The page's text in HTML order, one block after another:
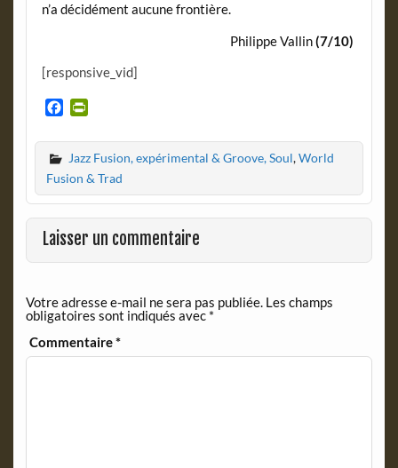
n’a décidément aucune frontière.
Philippe Vallin(7/10)
[responsive_vid]
c
e
b
o
o
k
i
n
t
F
r
i
e
n
l
y
Jazz Fusion, expérimental & Groove, Soul,World
Fusion & Trad
Laisser un commentaire
Votre adresse e-mail ne sera pas publiée. Les champs
obligatoires sont indiqués avec *
Commentaire*